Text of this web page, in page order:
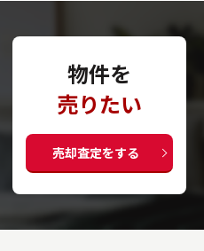
物件を
売りたい
売却査定をする